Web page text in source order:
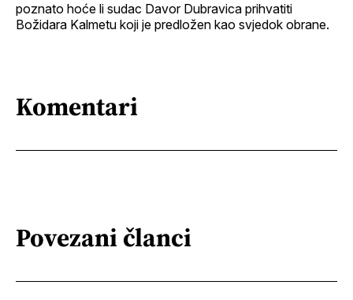
poznato hoće li sudac Davor Dubravica prihvatiti
Božidara Kalmetu koji je predložen kao svjedok obrane.
Komentari
Povezani članci